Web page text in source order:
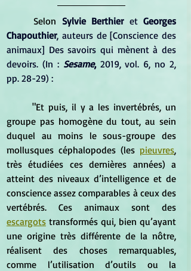
	Selon
Sylvie Berthier et Georges
Chapouthier, auteurs de [Conscience des
animaux] Des savoirs qui mènent à des
devoirs. (In : Sesame, 2019, vol. 6, no 2,
pp. 28-29) :
groupe pas homogène du tout, au sein
duquel au moins le sous-groupe des
mollusques céphalopodes (les pieuvres,
très étudiées ces dernières années) a
atteint des niveaux d’intelligence et de
conscience assez comparables à ceux des
escargots transformés qui, bien qu’ayant
une origine très différente de la nôtre,
réalisent des choses remarquables,
comme l’utilisation d’outils ou la